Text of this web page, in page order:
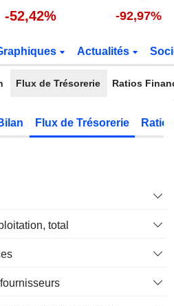
-52,42% -92,97%
Actualités
Flux de Trésorerie Ratios
Flux de Trésorerie
total